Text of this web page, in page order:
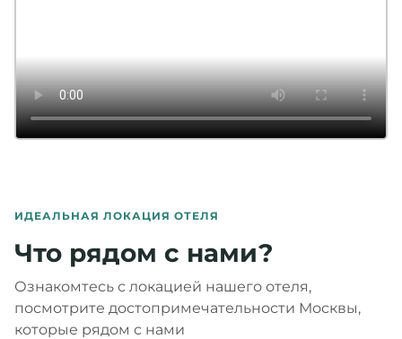
ИДЕАЛЬНАЯ ЛОКАЦИЯ ОТЕЛЯ
Что рядом с нами?
Ознакомтесь с локацией нашего отеля,
посмотрите достопримечательности Москвы,
которые рядом с нами